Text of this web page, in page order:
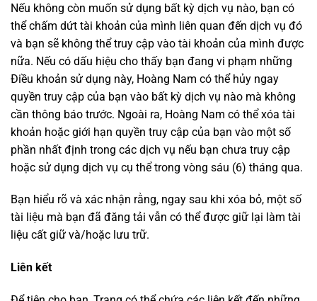
Nếu không còn muốn sử dụng bất kỳ dịch vụ nào, bạn có
thể chấm dứt tài khoản của mình liên quan đến dịch vụ đó
và bạn sẽ không thể truy cập vào tài khoản của mình được
nữa. Nếu có dấu hiệu cho thấy bạn đang vi phạm những
Điều khoản sử dụng này, Hoàng Nam có thể hủy ngay
quyền truy cập của bạn vào bất kỳ dịch vụ nào mà không
cần thông báo trước. Ngoài ra, Hoàng Nam có thể xóa tài
khoản hoặc giới hạn quyền truy cập của bạn vào một số
phần nhất định trong các dịch vụ nếu bạn chưa truy cập
hoặc sử dụng dịch vụ cụ thể trong vòng sáu (6) tháng qua.
Bạn hiểu rõ và xác nhận rằng, ngay sau khi xóa bỏ, một số
tài liệu mà bạn đã đăng tải vẫn có thể được giữ lại làm tài
liệu cất giữ và/hoặc lưu trữ.
Liên kết